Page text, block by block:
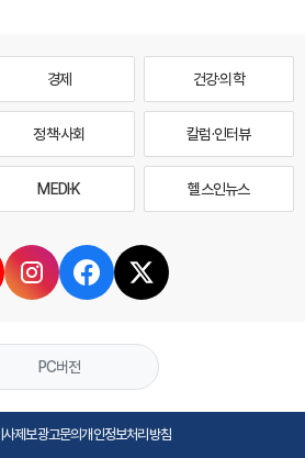
경제 건강·의학
정책·사회 칼럼·인터뷰
MEDI·K 헬스인뉴스
PC버전
사제보광고문의개인정보처리방침